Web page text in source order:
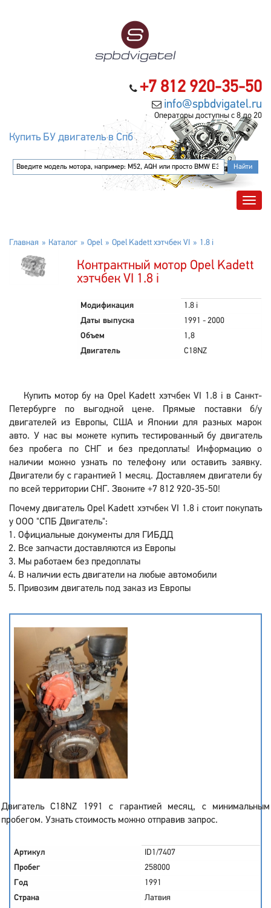
+7 812 920-35-50
info@spbdvigatel.ru
Операторы доступны с 8 до 20
Купить БУ двигатель в Спб
Главная Каталог Opel Opel Kadett хэтчбек VI 1.8 i
Контрактный мотор Opel Kadett
хэтчбек VI 1.8 i
Модификация
1.8 i
Даты выпуска
1991 - 2000
Объем
1,8
Двигатель
C18NZ
Купить мотор бу на Opel Kadett хэтчбек VI 1.8 i в Санкт-
Петербурге по выгодной цене. Прямые поставки б/у
двигателей из Европы, США и Японии для разных марок
авто. У нас вы можете купить тестированный бу двигатель
без пробега по СНГ и без предоплаты! Информацию о
наличии можно узнать по телефону или оставить заявку.
Двигатели бу с гарантией 1 месяц. Доставляем двигатели бу
по всей территории СНГ. Звоните +7 812 920-35-50!
Почему двигатель Opel Kadett хэтчбек VI 1.8 i стоит покупать
у ООО "СПБ Двигатель":
Официальные документы для ГИБДД
Все запчасти доставляются из Европы
Мы работаем без предоплаты
В наличии есть двигатели на любые автомобили
Привозим двигатель под заказ из Европы
Двигатель C18NZ 1991 с гарантией месяц, с минимальным
пробегом. Узнать стоимость можно отправив запрос.
Артикул
ID1/7407
Пробег
258000
Год
1991
Страна
Латвия